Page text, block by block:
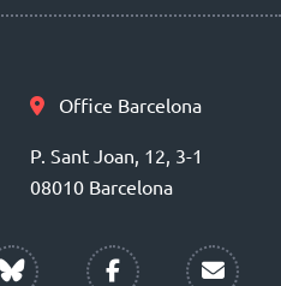
Office Barcelona
P. Sant Joan, 12, 3-1
08010 Barcelona